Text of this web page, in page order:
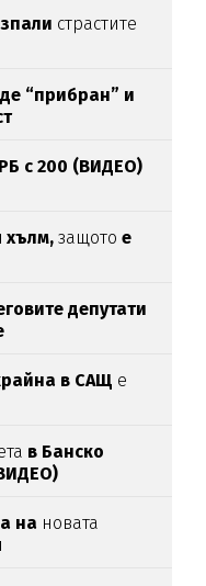
страстите
“прибран” и
с 200 (ВИДЕО)
хълм,защото е
депутати
в САЩ е
в Банско
на новата